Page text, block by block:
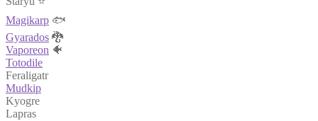
Magikarp 🐟
Gyarados 🐉
Vaporeon 🐠
Totodile
Feraligatr
Mudkip
Kyogre
Lapras